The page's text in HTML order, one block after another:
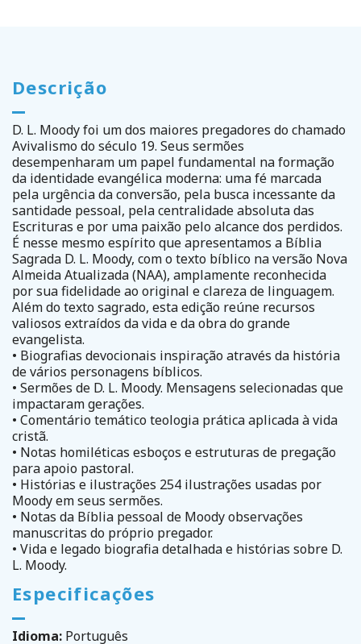
Descrição
D. L. Moody foi um dos maiores pregadores do chamado
Avivalismo do século 19. Seus sermões
desempenharam um papel fundamental na formação
da identidade evangélica moderna: uma fé marcada
pela urgência da conversão, pela busca incessante da
santidade pessoal, pela centralidade absoluta das
Escrituras e por uma paixão pelo alcance dos perdidos.
É nesse mesmo espírito que apresentamos a Bíblia
Sagrada D. L. Moody, com o texto bíblico na versão Nova
Almeida Atualizada (NAA), amplamente reconhecida
por sua fidelidade ao original e clareza de linguagem.
Além do texto sagrado, esta edição reúne recursos
valiosos extraídos da vida e da obra do grande
evangelista.
• Biografias devocionais inspiração através da história
de vários personagens bíblicos.
• Sermões de D. L. Moody. Mensagens selecionadas que
impactaram gerações.
• Comentário temático teologia prática aplicada à vida
cristã.
• Notas homiléticas esboços e estruturas de pregação
para apoio pastoral.
• Histórias e ilustrações 254 ilustrações usadas por
Moody em seus sermões.
• Notas da Bíblia pessoal de Moody observações
manuscritas do próprio pregador.
• Vida e legado biografia detalhada e histórias sobre D.
L. Moody.
Especificações
Idioma: Português